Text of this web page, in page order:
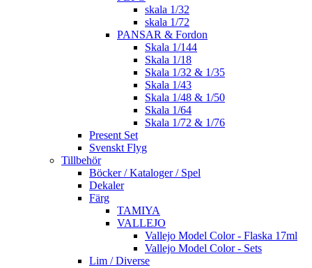
skala 1/32
skala 1/72
PANSAR & Fordon
Skala 1/144
Skala 1/18
Skala 1/32 & 1/35
Skala 1/43
Skala 1/48 & 1/50
Skala 1/64
Skala 1/72 & 1/76
Present Set
Svenskt Flyg
Tillbehör
Böcker / Kataloger / Spel
Dekaler
Färg
TAMIYA
VALLEJO
Vallejo Model Color - Flaska 17ml
Vallejo Model Color - Sets
Lim / Diverse